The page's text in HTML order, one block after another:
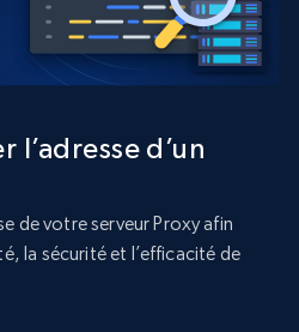
d’un
de votre serveur Proxy afin
la sécurité et l’efficacité de